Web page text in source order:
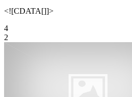
<![CDATA[]]>
4
2